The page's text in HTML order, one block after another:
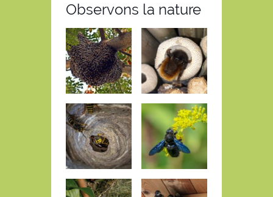
Observons la nature